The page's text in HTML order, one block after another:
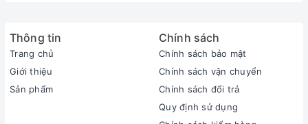
ASUS Creator Laptop Q530VJ cho phép bạn trải nghiệm
game và các tác vụ giải trí phức tạp một cách mượt mà và
không gặp bất kỳ sự gián đoạn nào trong quá trình sử dụng.
Nhờ vào bộ vi xử lý Intel Core i7 thế hệ thứ 13, ASUS Creator
Laptop Q530VJ đem đến sức mạnh xử lý đa nhiệm ấn tượng
Thông tin
Trang chủ
Giới thiệu
Sản phẩm
Chính sách
Chính sách bảo mật
Chính sách vận chuyển
Chính sách đổi trả
Quy định sử dụng